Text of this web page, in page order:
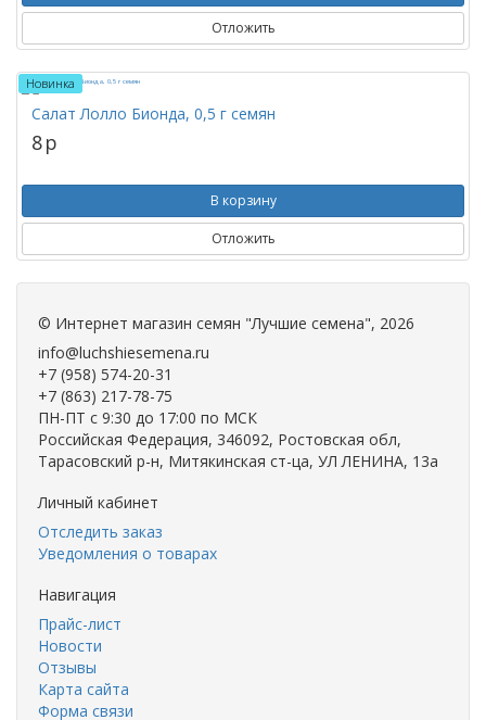
Отложить
Новинка
Салат Лолло Бионда, 0,5 г семян
8p
В корзину
Отложить
© Интернет магазин семян "Лучшие семена", 2026
info@luchshiesemena.ru
+7 (958) 574-20-31
+7 (863) 217-78-75
ПН-ПТ с 9:30 до 17:00 по МСК
Российская Федерация, 346092, Ростовская обл,
Тарасовский р-н, Митякинская ст-ца, УЛ ЛЕНИНА, 13а
Личный кабинет
Отследить заказ
Уведомления о товарах
Навигация
Прайс-лист
Новости
Отзывы
Карта сайта
Форма связи